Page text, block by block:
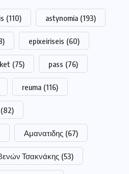
(110) astynomia (193)
epixeiriseis (60)
(75) pass (76)
reuma (116)
(82)
Αμανατιδης (67)
Τσακνάκης (53)